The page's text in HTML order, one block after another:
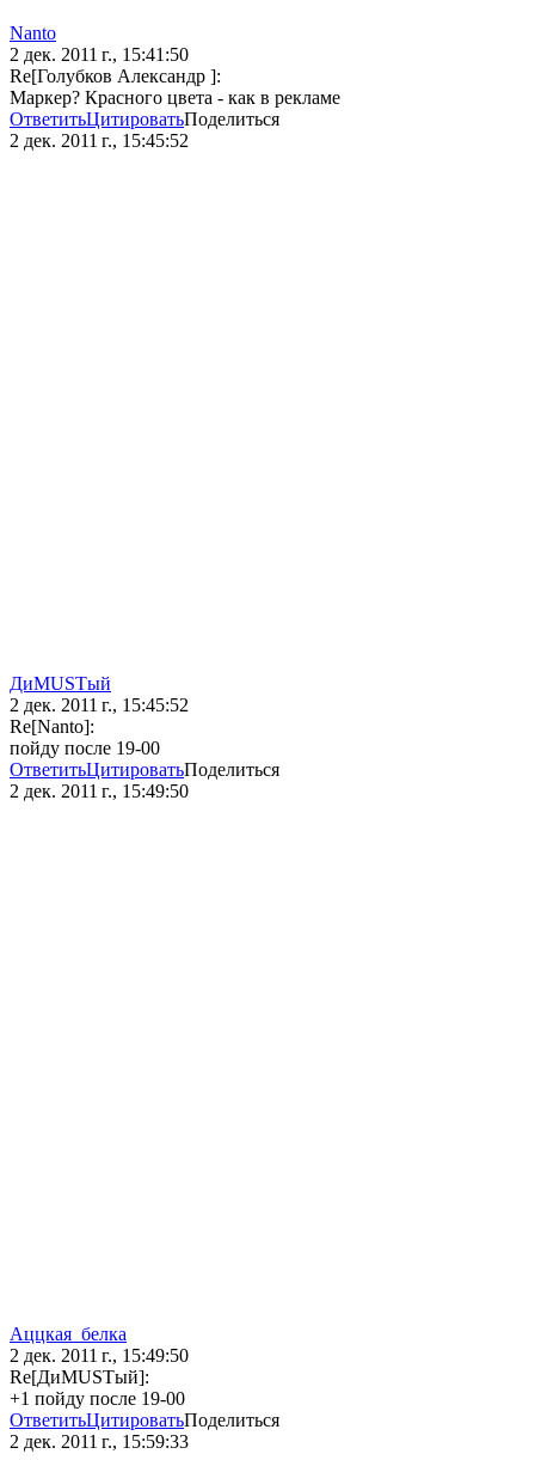
Nanto
2 дек. 2011 г., 15:41:50
Re[Голубков Александр ]:
Маркер? Красного цвета - как в рекламе
ОтветитьЦитироватьПоделиться
2 дек. 2011 г., 15:45:52
ДиMUSTый
2 дек. 2011 г., 15:45:52
Re[Nanto]:
пойду после 19-00
ОтветитьЦитироватьПоделиться
2 дек. 2011 г., 15:49:50
Аццкая_белка
2 дек. 2011 г., 15:49:50
Re[ДиMUSTый]:
+1 пойду после 19-00
ОтветитьЦитироватьПоделиться
2 дек. 2011 г., 15:59:33